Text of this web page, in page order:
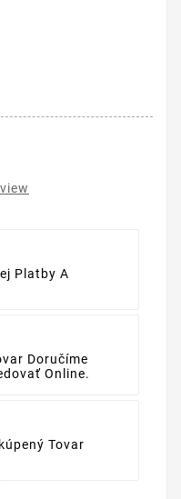
Platby A
Doručíme
Online.
Tovar